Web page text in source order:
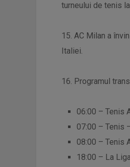
turneului de tenis
15. AC Milan a
Italiei.
16. Programul
06:00 – Tenis
07:00 – Tenis
08:00 – Tenis
18:00 – La